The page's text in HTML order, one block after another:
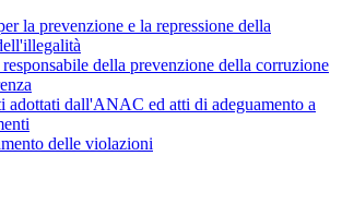
la prevenzione e la repressione della
della prevenzione della corruzione
adottati dall'ANAC ed atti di adeguamento a
delle violazioni